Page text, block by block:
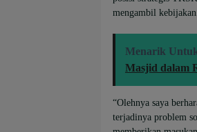
mengambil
Menarik
Masjid dalam
“Olehnya saya
terjadinya problem